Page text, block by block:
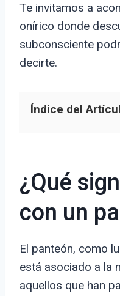
Te invitamos a
onírico donde
subconsciente
decirte.
Índice del
¿Qué
con un
El panteón, como
está asociado a la
aquellos que han